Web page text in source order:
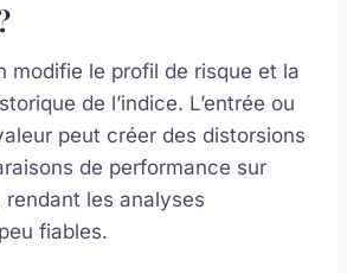
modifie le profil de risque et la
de l’indice. L’entrée ou
peut créer des distorsions
de performance sur
rendant les analyses
fiables.